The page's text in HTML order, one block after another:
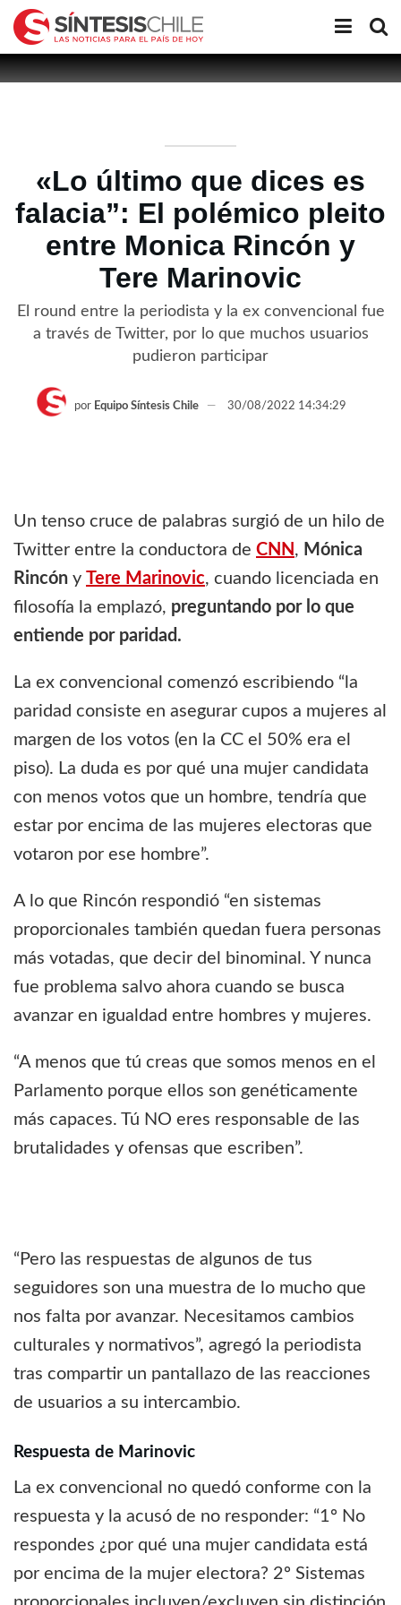
«Lo último que dices es
falacia”: El polémico pleito
entre Monica Rincón y
Tere Marinovic
El round entre la periodista y la ex convencional fue
a través de Twitter, por lo que muchos usuarios
pudieron participar
por Equipo Síntesis Chile 30/08/2022 14:34:29
Un tenso cruce de palabras surgió de un hilo de
Twitter entre la conductora de CNN , Mónica
Rincón y Tere Marinovic, cuando licenciada en
filosofía la emplazó, preguntando por lo que
entiende por paridad.
La ex convencional comenzó escribiendo “la
paridad consiste en asegurar cupos a mujeres al
margen de los votos (en la CC el 50% era el
piso). La duda es por qué una mujer candidata
con menos votos que un hombre, tendría que
estar por encima de las mujeres electoras que
votaron por ese hombre”.
A lo que Rincón respondió “en sistemas
proporcionales también quedan fuera personas
más votadas, que decir del binominal. Y nunca
fue problema salvo ahora cuando se busca
avanzar en igualdad entre hombres y mujeres.
“A menos que tú creas que somos menos en el
Parlamento porque ellos son genéticamente
más capaces. Tú NO eres responsable de las
brutalidades y ofensas que escriben”.
“Pero las respuestas de algunos de tus
seguidores son una muestra de lo mucho que
nos falta por avanzar. Necesitamos cambios
culturales y normativos”, agregó la periodista
tras compartir un pantallazo de las reacciones
de usuarios a su intercambio.
Respuesta de Marinovic
La ex convencional no quedó conforme con la
respuesta y la acusó de no responder: “1º No
respondes ¿por qué una mujer candidata está
por encima de la mujer electora? 2º Sistemas